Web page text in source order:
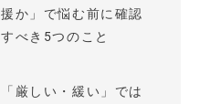
援か」で悩む前に確認
すべき5つのこと
「厳しい・緩い」では